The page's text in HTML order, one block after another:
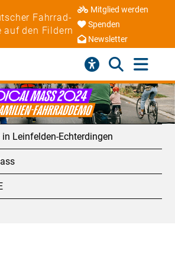
Fahrrad-
auf den Fildern
Mitglied werden
Spenden
Newsletter
Leinfelden-Echterdingen